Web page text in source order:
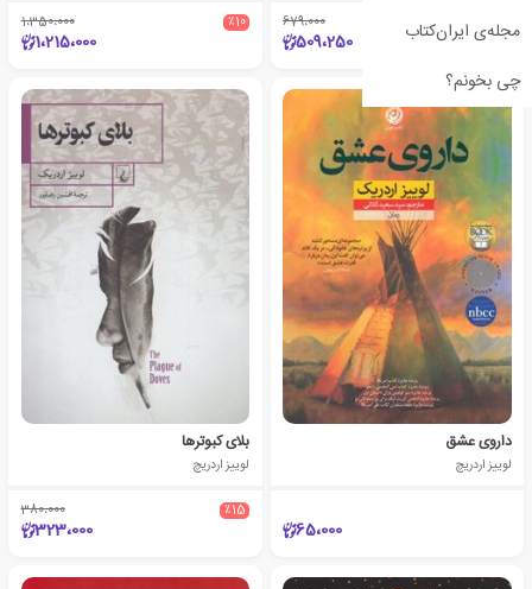
مجله‌ی ایران‌کتاب
چی بخونم؟
٪25 679،000
509،250
٪10 1،350،000
1،215،000
داروی عشق
لوییز اردریچ
65،000
بلای کبوترها
لوییز اردریچ
٪15 380،000
323،000